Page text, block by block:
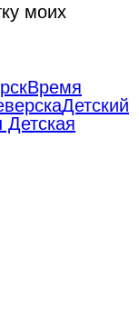
моих
Время
Детский
Детская